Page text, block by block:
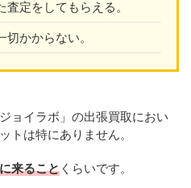
定をしてもらえる。
かからない。
ョイラボ」の出張買取におい
トは特にありません。
来ること くらいです。